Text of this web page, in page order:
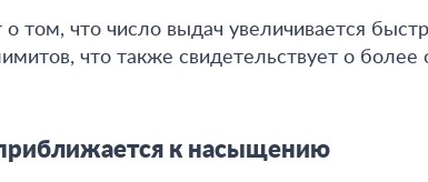
о том, что число выдач увеличивается
что также свидетельствует о более
к насыщению